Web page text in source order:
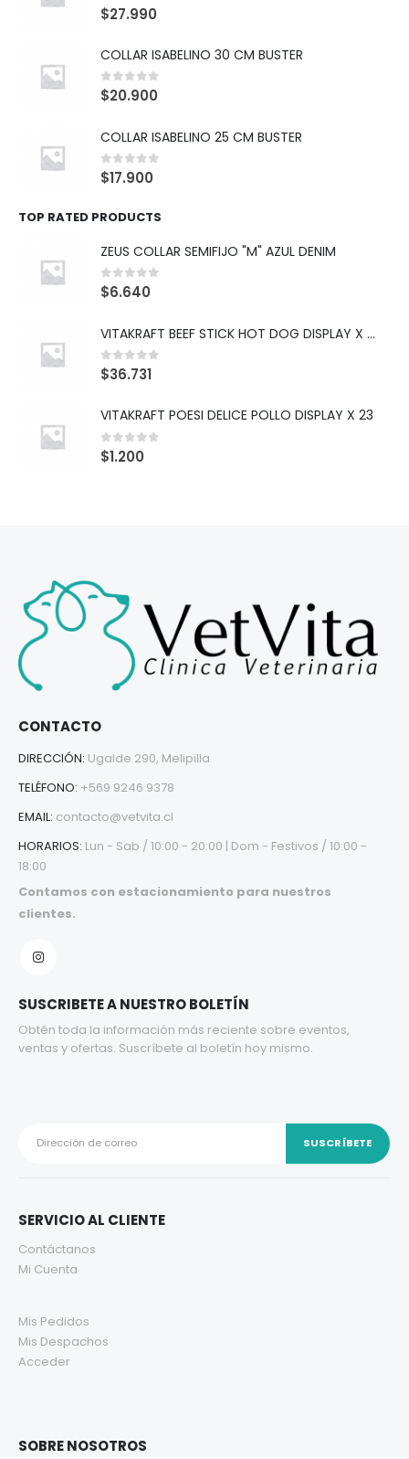
0out of 5
$27.990
COLLAR ISABELINO 30 CM BUSTER
0out of 5
$20.900
COLLAR ISABELINO 25 CM BUSTER
0out of 5
$17.900
TOP RATED PRODUCTS
ZEUS COLLAR SEMIFIJO "M" AZUL DENIM
0out of 5
$6.640
VITAKRAFT BEEF STICK HOT DOG DISPLAY X 10
0out of 5
$36.731
VITAKRAFT POESI DELICE POLLO DISPLAY X 23
0out of 5
$1.200
CONTACTO
DIRECCIÓN: Ugalde 290, Melipilla
TELÉFONO: +569 9246 9378
EMAIL: contacto@vetvita.cl
HORARIOS: Lun - Sab / 10:00 - 20:00 | Dom - Festivos / 10:00 -
18:00
Contamos con estacionamiento para nuestros
clientes.
SUSCRIBETE A NUESTRO BOLETÍN
Obtén toda la información más reciente sobre eventos,
ventas y ofertas. Suscríbete al boletín hoy mismo.
SERVICIO AL CLIENTE
Contáctanos
Mi Cuenta
Mis Pedidos
Mis Despachos
Acceder
SOBRE NOSOTROS